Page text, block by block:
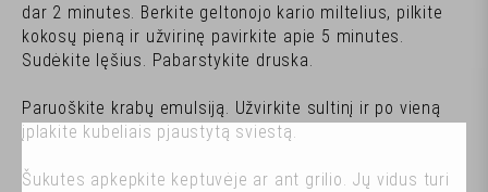
dar 2 minutes. Berkite geltonojo kario miltelius, pilkite
kokosų pieną ir užvirinę pavirkite apie 5 minutes.
Sudėkite lęšius. Pabarstykite druska.
Paruoškite krabų emulsiją. Užvirkite sultinį ir po vieną
įplakite kubeliais pjaustytą sviestą.
Šukutes apkepkite keptuvėje ar ant grilio. Jų vidus turi